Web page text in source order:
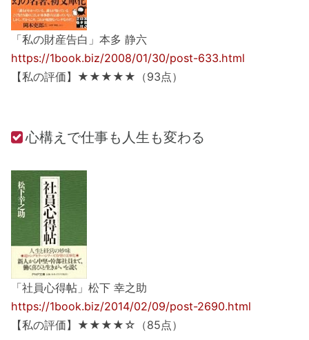
「私の財産告白」本多 静六
https://1book.biz/2008/01/30/post-633.html
【私の評価】★★★★★（93点）
心構えで仕事も人生も変わる
「社員心得帖」松下 幸之助
https://1book.biz/2014/02/09/post-2690.html
【私の評価】★★★★☆（85点）